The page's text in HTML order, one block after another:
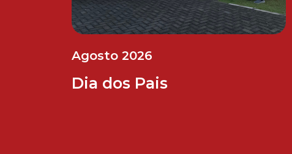
Agosto 2026
Dia dos Pais